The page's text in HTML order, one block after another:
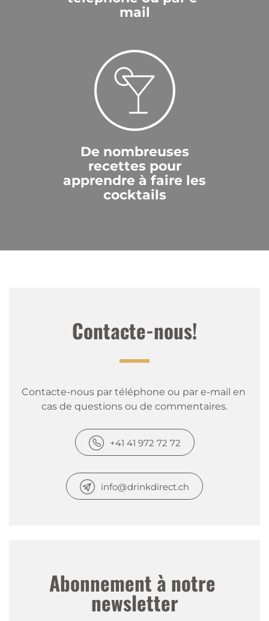
mail
De nombreuses
recettes pour
apprendre à faire les
cocktails
Contacte-nous!
Contacte-nous par téléphone ou par e-mail en
cas de questions ou de commentaires.
+41 41 972 72 72
info@drinkdirect.ch
Abonnement à notre
newsletter